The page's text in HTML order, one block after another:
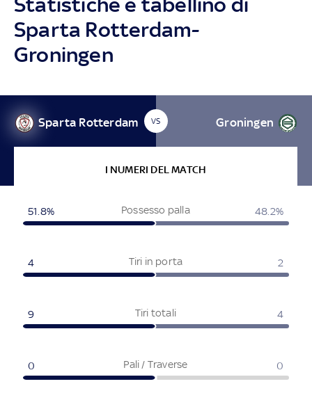
Sparta Rotterdam-
Groningen
Sparta Rotterdam VS Groningen
I NUMERI DEL MATCH
Possesso palla
51.8% 48.2%
Tiri in porta
4 2
Tiri totali
9 4
Pali / Traverse
0 0